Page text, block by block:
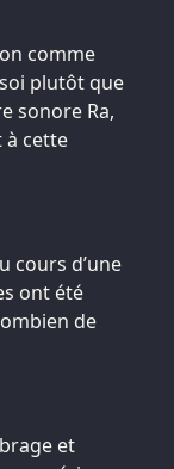
comme
plutôt que
sonore Ra,
à cette
cours d’une
ont été
de
et